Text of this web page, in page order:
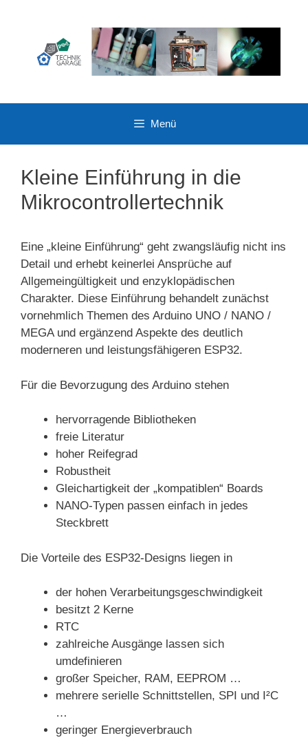
Menü
Kleine Einführung in die
Mikrocontrollertechnik
Eine „kleine Einführung“ geht zwangsläufig nicht ins
Detail und erhebt keinerlei Ansprüche auf
Allgemeingültigkeit und enzyklopädischen
Charakter. Diese Einführung behandelt zunächst
vornehmlich Themen des Arduino UNO / NANO /
MEGA und ergänzend Aspekte des deutlich
moderneren und leistungsfähigeren ESP32.
Für die Bevorzugung des Arduino stehen
hervorragende Bibliotheken
freie Literatur
hoher Reifegrad
Robustheit
Gleichartigkeit der „kompatiblen“ Boards
NANO-Typen passen einfach in jedes
Steckbrett
Die Vorteile des ESP32-Designs liegen in
der hohen Verarbeitungsgeschwindigkeit
besitzt 2 Kerne
RTC
zahlreiche Ausgänge lassen sich
umdefinieren
großer Speicher, RAM, EEPROM …
mehrere serielle Schnittstellen, SPI und I²C
…
geringer Energieverbrauch